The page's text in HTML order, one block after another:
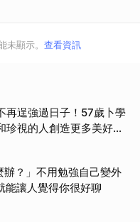
未顯示。 查看資訊
再逞強過日子！57歲卜學
珍視的人創造更多美好記
辦？」不用勉強自己變外
能讓人覺得你很好聊